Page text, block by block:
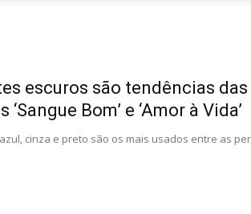
escuros são tendências das
‘Sangue Bom’ e ‘Amor à Vida’
cinza e preto são os mais usados entre as